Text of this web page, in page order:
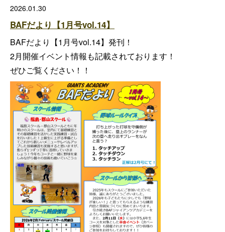
2026.01.30
BAFだより【1月号vol.14】
BAFだより【1月号vol.14】発刊！
2月開催イベント情報も記載されております！
ぜひご覧ください！！